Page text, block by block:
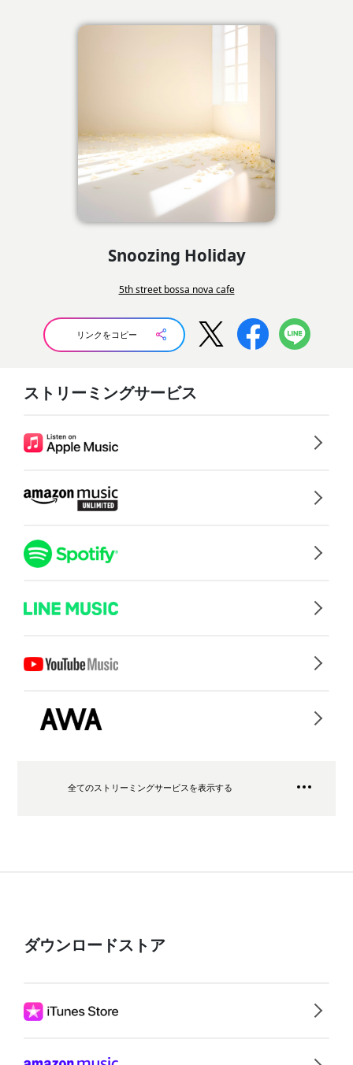
Snoozing Holiday
5th street bossa nova cafe
リンクをコピー
ストリーミングサービス
全てのストリーミングサービスを表示する
ダウンロードストア